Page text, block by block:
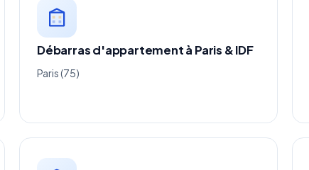
Débarras d'appartement à Paris & IDF
Paris (75)